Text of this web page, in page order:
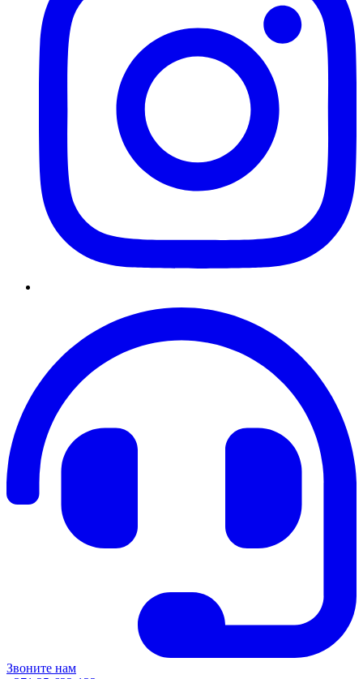
Звоните нам